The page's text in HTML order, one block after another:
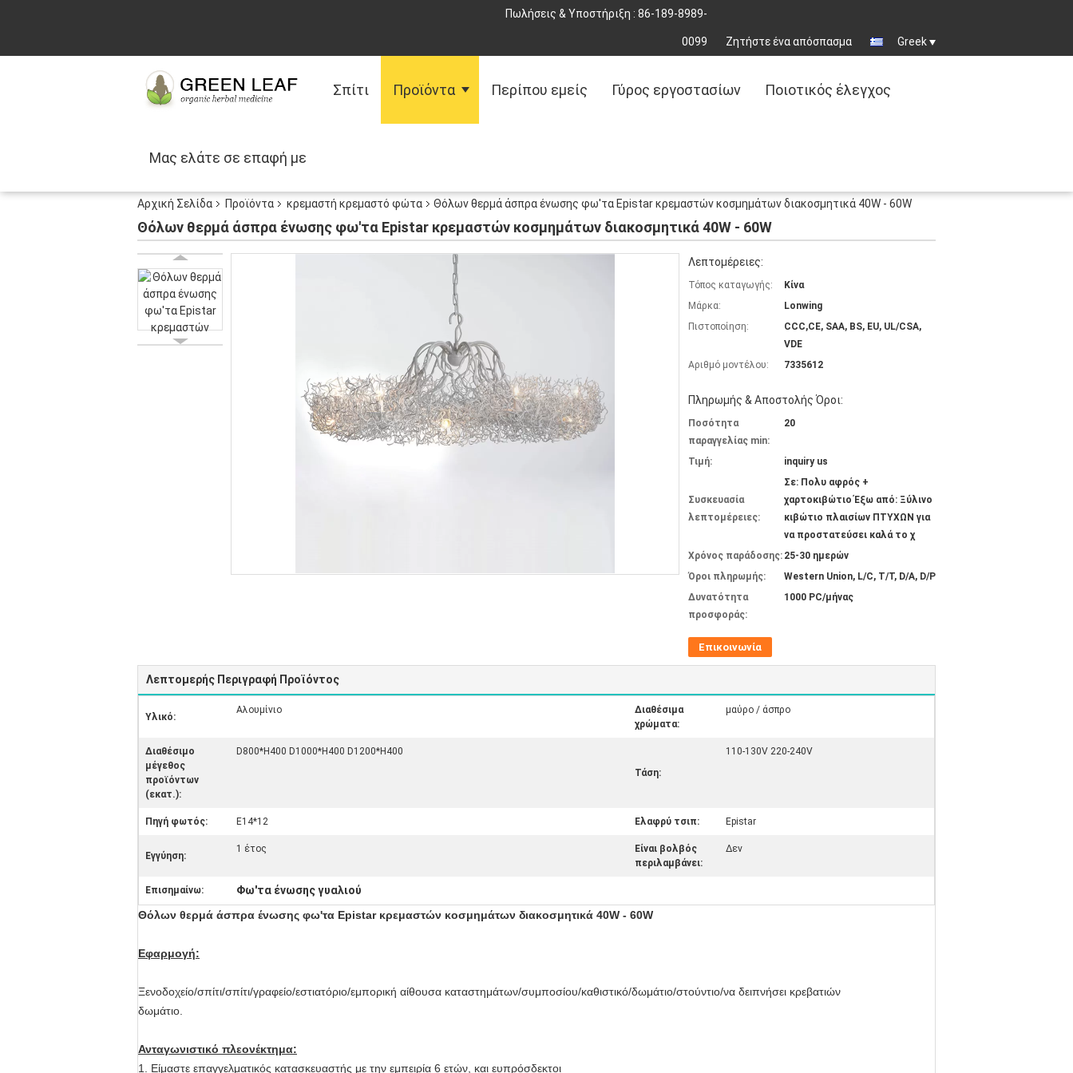
Πωλήσεις & Υποστήριξη : 86-189-8989-
0099 Ζητήστε ένα απόσπασμα Greek
Σπίτι Προϊόντα Περίπου εμείς Γύρος εργοστασίων Ποιοτικός έλεγχος
Μας ελάτε σε επαφή με
Αρχική Σελίδα Προϊόντα κρεμαστή κρεμαστό φώτα Θόλων θερμά άσπρα ένωσης φω'τα Epistar κρεμαστών κοσμημάτων διακοσμητικά 40W - 60W
Θόλων θερμά άσπρα ένωσης φω'τα Epistar κρεμαστών κοσμημάτων διακοσμητικά 40W - 60W
Λεπτομέρειες:
Τόπος καταγωγής:
Κίνα
Μάρκα:
Lonwing
Πιστοποίηση:
CCC,CE, SAA, BS, EU, UL/CSA,
VDE
Αριθμό μοντέλου:
7335612
Πληρωμής & Αποστολής Όροι:
Ποσότητα
παραγγελίας min:
20
Τιμή: inquiry us
Συσκευασία
λεπτομέρειες:
Σε: Πολυ αφρός +
χαρτοκιβώτιο Έξω από: Ξύλινο
κιβώτιο πλαισίων ΠΤΥΧΩΝ για
να προστατεύσει καλά το χ
Χρόνος παράδοσης: 25-30 ημερών
Όροι πληρωμής:
Western Union, L/C, T/T, D/A, D/P
Δυνατότητα
προσφοράς:
1000 PC/μήνας
Επικοινωνία
Λεπτομερής Περιγραφή Προϊόντος
Υλικό:
Αλουμίνιο
Διαθέσιμα
χρώματα:
μαύρο / άσπρο
Διαθέσιμο
μέγεθος
προϊόντων
(εκατ.):
D800*H400 D1000*H400 D1200*H400
Τάση:
110-130V 220-240V
Πηγή φωτός: E14*12 Ελαφρύ τσιπ: Epistar
Εγγύηση:
1 έτος
Είναι βολβός
περιλαμβάνει:
Δεν
Επισημαίνω:
Φω'τα ένωσης γυαλιού
Θόλων θερμά άσπρα ένωσης φω'τα Epistar κρεμαστών κοσμημάτων διακοσμητικά 40W - 60W
Εφαρμογή:
Ξενοδοχείο/σπίτι/σπίτι/γραφείο/εστιατόριο/εμπορική αίθουσα καταστημάτων/συμποσίου/καθιστικό/δωμάτιο/στούντιο/να δειπνήσει κρεβατιών
δωμάτιο.
Ανταγωνιστικό πλεονέκτημα:
1. Είμαστε επαγγελματικός κατασκευαστής με την εμπειρία 6 ετών, και ευπρόσδεκτοι